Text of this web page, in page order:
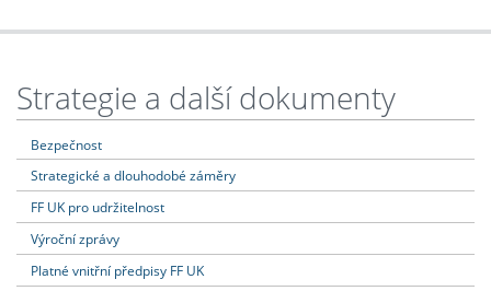
Strategie a další dokumenty
Bezpečnost
Strategické a dlouhodobé záměry
FF UK pro udržitelnost
Výroční zprávy
Platné vnitřní předpisy FF UK